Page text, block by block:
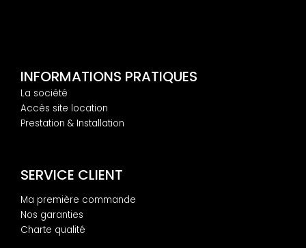
INFORMATIONS PRATIQUES
La société
Accès site location
Prestation & Installation
SERVICE CLIENT
Ma première commande
Nos garanties
Charte qualité